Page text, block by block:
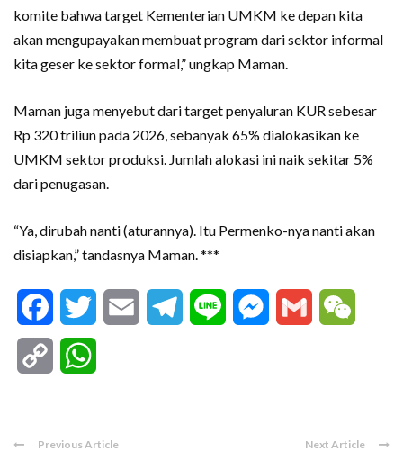
komite bahwa target Kementerian UMKM ke depan kita
akan mengupayakan membuat program dari sektor informal
kita geser ke sektor formal,” ungkap Maman.
Maman juga menyebut dari target penyaluran KUR sebesar
Rp 320 triliun pada 2026, sebanyak 65% dialokasikan ke
UMKM sektor produksi. Jumlah alokasi ini naik sekitar 5%
dari penugasan.
“Ya, dirubah nanti (aturannya). Itu Permenko-nya nanti akan
disiapkan,” tandasnya Maman. ***
FacebookTwitter Email Telegram
Line Messenger
Gmail
Copy
Previous Article Next Article